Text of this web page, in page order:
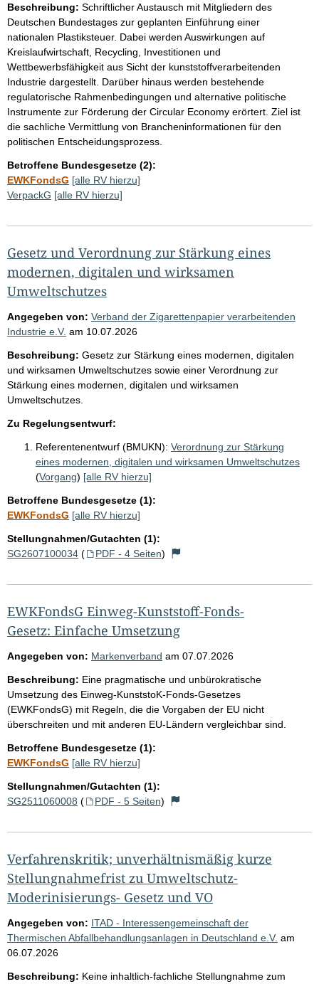
s
e
p
r
o
S
e
t
e
Beschreibung: Schriftlicher Austausch mit Mitgliedern des
Deutschen Bundestages zur geplanten Einführung einer
nationalen Plastiksteuer. Dabei werden Auswirkungen auf
Kreislaufwirtschaft, Recycling, Investitionen und
Wettbewerbsfähigkeit aus Sicht der kunststoffverarbeitenden
Industrie dargestellt. Darüber hinaus werden bestehende
regulatorische Rahmenbedingungen und alternative politische
Instrumente zur Förderung der Circular Economy erörtert. Ziel ist
die sachliche Vermittlung von Brancheninformationen für den
politischen Entscheidungsprozess.
Betroffene Bundesgesetze (2):
EWKFondsG [alle RV hierzu]
VerpackG [alle RV hierzu]
Gesetz und Verordnung zur Stärkung eines
modernen, digitalen und wirksamen
Umweltschutzes
Angegeben von: Verband der Zigarettenpapier verarbeitenden
Industrie e.V. am 10.07.2026
Beschreibung: Gesetz zur Stärkung eines modernen, digitalen
und wirksamen Umweltschutzes sowie einer Verordnung zur
Stärkung eines modernen, digitalen und wirksamen
Umweltschutzes.
Zu Regelungsentwurf:
Referentenentwurf (BMUKN): Verordnung zur Stärkung
eines modernen, digitalen und wirksamen Umweltschutzes
(Vorgang) [alle RV hierzu]
Betroffene Bundesgesetze (1):
EWKFondsG [alle RV hierzu]
Stellungnahmen/Gutachten (1):
SG2607100034 ( PDF - 4 Seiten)
EWKFondsG Einweg-Kunststoff-Fonds-
Gesetz: Einfache Umsetzung
Angegeben von: Markenverband am 07.07.2026
Beschreibung: Eine pragmatische und unbürokratische
Umsetzung des Einweg-KunststoK-Fonds-Gesetzes
(EWKFondsG) mit Regeln, die die Vorgaben der EU nicht
überschreiten und mit anderen EU-Ländern vergleichbar sind.
Betroffene Bundesgesetze (1):
EWKFondsG [alle RV hierzu]
Stellungnahmen/Gutachten (1):
SG2511060008 ( PDF - 5 Seiten)
Verfahrenskritik; unverhältnismäßig kurze
Stellungnahmefrist zu Umweltschutz-
Moderinisierungs- Gesetz und VO
Angegeben von: ITAD - Interessengemeinschaft der
Thermischen Abfallbehandlungsanlagen in Deutschland e.V. am
06.07.2026
Beschreibung: Keine inhaltlich-fachliche Stellungnahme zum